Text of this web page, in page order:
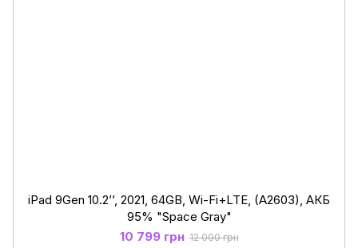
iPad 9Gen 10.2’’, 2021, 64GB, Wi-Fi+LTE, (A2603), АКБ
95% "Space Gray"
10 799 грн 12 000 грн